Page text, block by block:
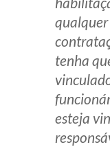
tenha
esteja